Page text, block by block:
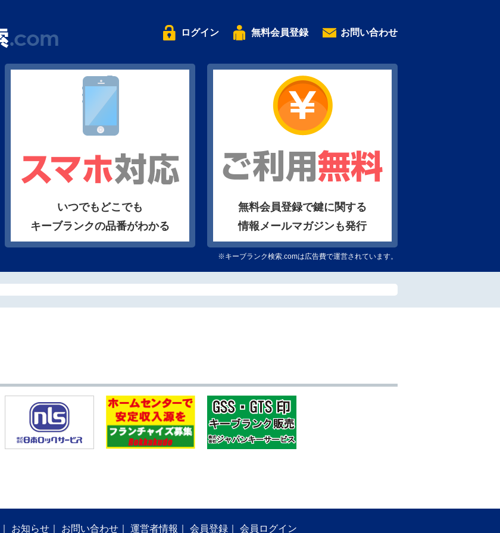
ログイン 無料会員登録 お問い合わせ
いつでもどこでも
キーブランクの品番がわかる
無料会員登録で鍵に関する
情報メールマガジンも発行
※キーブランク検索.comは広告費で運営されています。
お知らせ お問い合わせ 運営者情報 会員登録 会員ログイン